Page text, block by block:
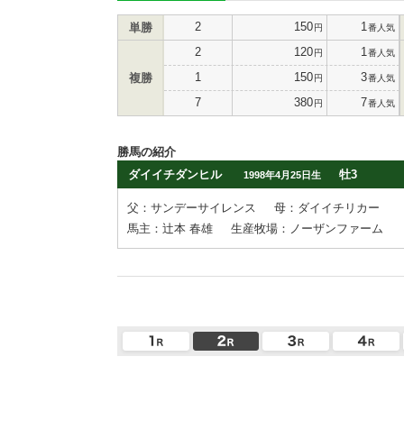
単勝 2 150円 1 番人気
複勝
2 120円 1 番人気
1 150円 3番人気
7 380円 7番人気
勝馬の紹介
ダイイチダンヒル
1998年4月25日生 牡3
父：サンデーサイレンス
母：ダイイチリカー
馬主：辻本 春雄
生産牧場：ノーザンファーム